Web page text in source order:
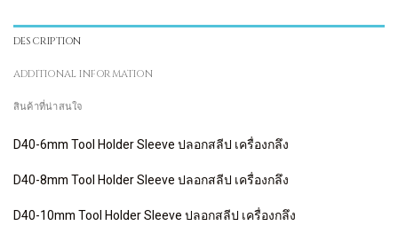
DESCRIPTION
ADDITIONAL INFORMATION
สินค้าที่น่าสนใจ
D40-6mm Tool Holder Sleeve ปลอกสลีป เครื่องกลึง
D40-8mm Tool Holder Sleeve ปลอกสลีป เครื่องกลึง
D40-10mm Tool Holder Sleeve ปลอกสลีป เครื่องกลึง